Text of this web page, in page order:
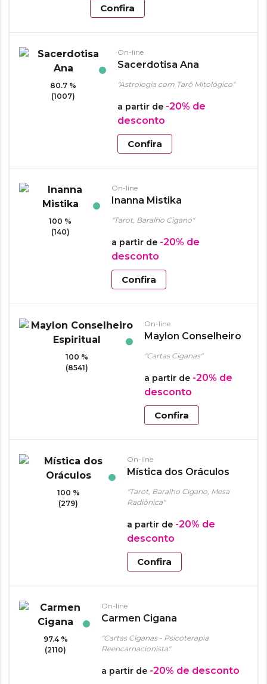
Confira
80.7 %
(1007)
On-line
Sacerdotisa Ana
"Astrologia com Tarô Mitológico"
a partir de -20% de
desconto
Confira
100 %
(140)
On-line
Inanna Mistika
"Tarot, Baralho Cigano"
a partir de -20% de
desconto
Confira
100 %
(8541)
On-line
Maylon Conselheiro
Espiritual
"Cartas Ciganas"
a partir de -20% de
desconto
Confira
100 %
(279)
On-line
Mística dos Oráculos
"Tarot, Baralho Cigano, Mesa
Radiônica"
a partir de -20% de
desconto
Confira
97.4 %
(2110)
On-line
Carmen Cigana
"Cartas Ciganas - Psicoterapia
Reencarnacionista"
a partir de -20% de desconto